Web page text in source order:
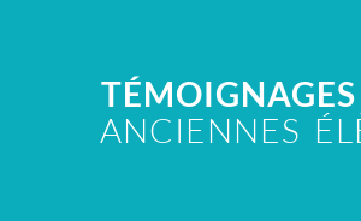
TÉMOIGNAGES
ANCIENNES